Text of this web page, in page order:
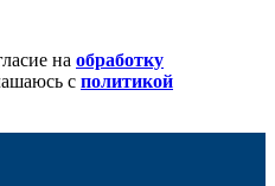
на обработку
с политикой